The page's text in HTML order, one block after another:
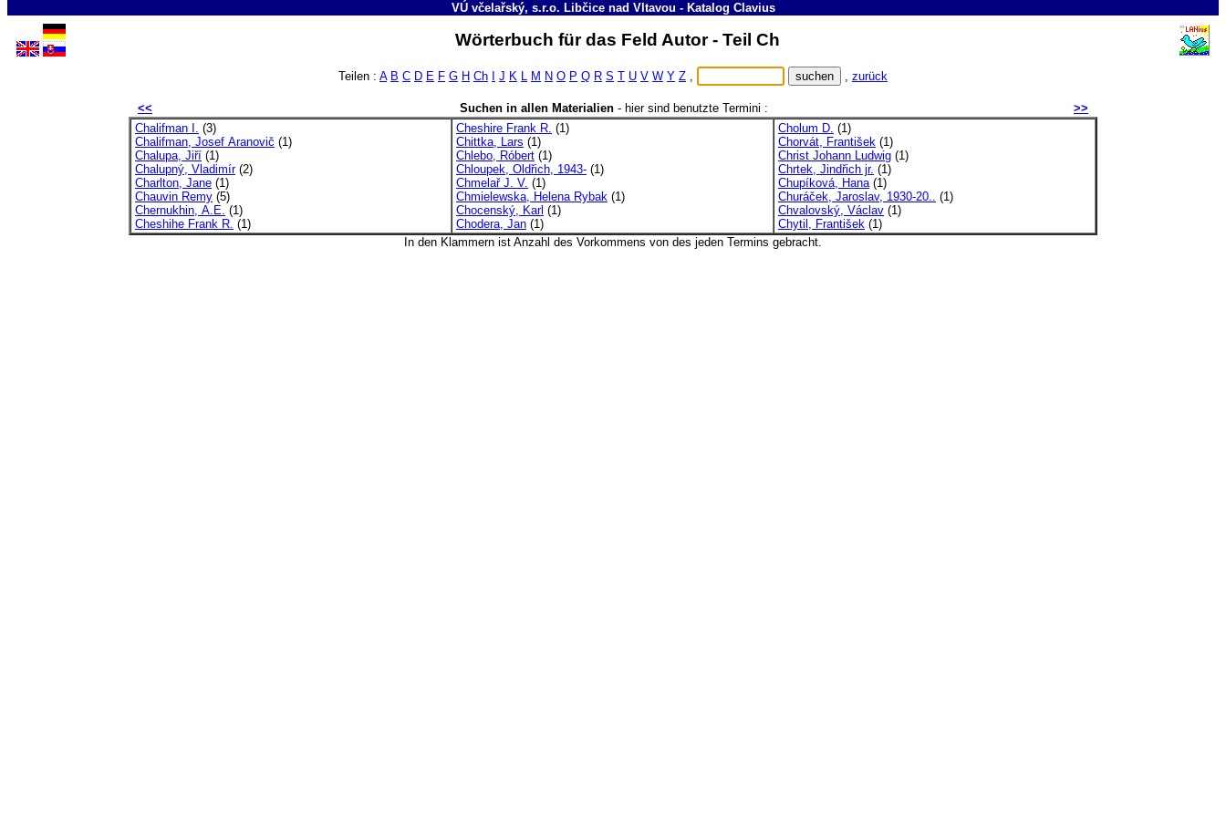
VÚ včelařský, s.r.o. Libčice nad Vltavou - Katalog Clavius
Wörterbuch für das Feld Autor - Teil Ch
Teilen : A B C D E F G H Ch J K L M N O P Q R S T U V W Y Z , , zurück
<< Suchen in allen Materialien- hier sind benutzte Termini :
>>
Chalifman I. (3)
Chalifman, Josef Aranovič (1)
Chalupa, Jiří (1)
Chalupný, Vladimír(2)
Charlton, Jane (1)
Chauvin Remy (5)
Chernukhin, A.E. (1)
Cheshihe Frank R. (1)
Cheshire Frank R. (1)
Chittka, Lars (1)
Chlebo, Róbert (1)
Chloupek, Oldřich, 1943- (1)
Chmelař J. V. (1)
Chmielewska, Helena Rybak (1)
Chocenský, Karl (1)
Chodera, Jan (1)
Cholum D. (1)
Chorvát, František (1)
Christ Johann Ludwig (1)
Chrtek, Jindřich jr. (1)
Chupíková, Hana(1)
Churáček, Jaroslav, 1930-20.. (1)
Chvalovský, Václav (1)
Chytil, František (1)
In den Klammern ist Anzahl des Vorkommens von des jeden Termins gebracht.